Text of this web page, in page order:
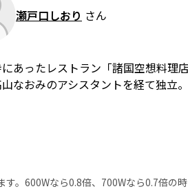
瀬戸口しおり さん
あったレストラン「諸国空想料理
なおみのアシスタントを経て独立
。600Wなら0.8倍、700Wなら0.7倍の